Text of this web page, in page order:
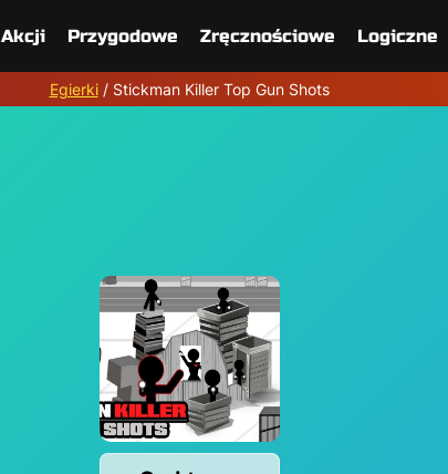
Akcji Przygodowe Zręcznościowe Logiczne
Egierki/ Stickman Killer Top Gun Shots